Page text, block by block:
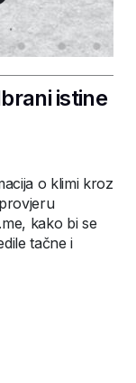
istine
o klimi kroz
kako bi se
tačne i